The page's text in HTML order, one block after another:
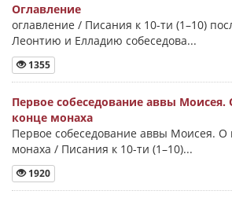
Оглавление
оглавление / Писания к 10-ти (1–10)
Леонтию и Елладию собеседова...
1355
Первое собеседование аввы
конце монаха
Первое собеседование аввы Моисея.
монаха / Писания к 10-ти (1–10)...
1920